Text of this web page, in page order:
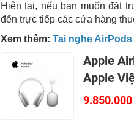
Hiện tại, nếu bạn muốn đặt
đến trực tiếp các cửa hàng
Xem thêm: Tai nghe
Apple
Apple